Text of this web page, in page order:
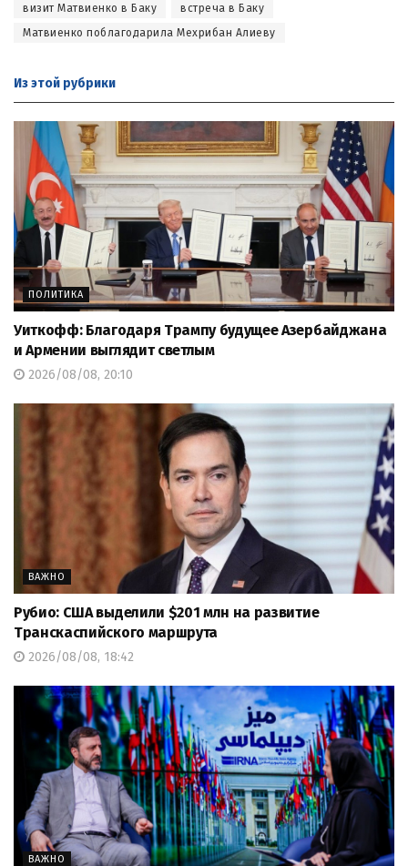
визит Матвиенко в Баку
встреча в Баку
Матвиенко поблагодарила Мехрибан Алиеву
Из этой рубрики
ПОЛИТИКА
Уиткофф: Благодаря Трампу будущее Азербайджана
и Армении выглядит светлым
2026/08/08, 20:10
ВАЖНО
Рубио: США выделили $201 млн на развитие
Транскаспийского маршрута
2026/08/08, 18:42
ВАЖНО